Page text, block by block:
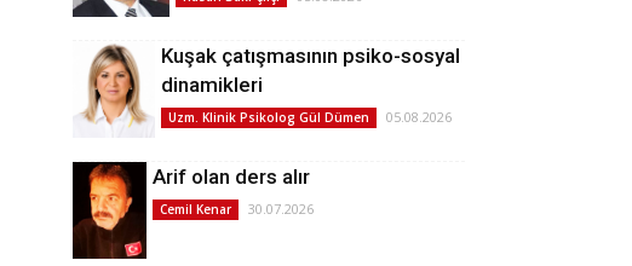
Kuşak çatışmasının psiko-sosyal
dinamikleri
Uzm. Klinik Psikolog Gül Dümen 05.08.2026
Arif olan ders alır
Cemil Kenar 30.07.2026